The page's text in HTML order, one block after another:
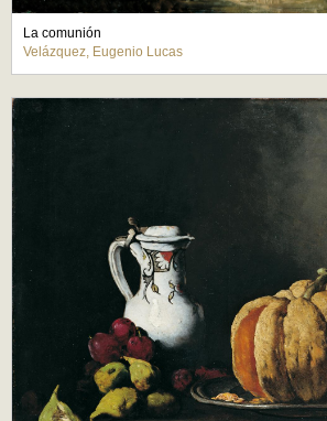
La comunión
Velázquez, Eugenio Lucas